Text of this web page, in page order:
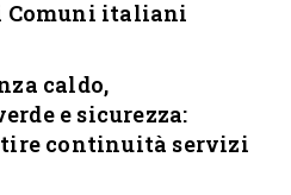
Comuni italiani
caldo,
e sicurezza:
continuità servizi